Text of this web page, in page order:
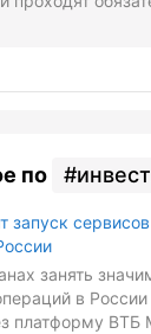
по
запуск
занять
в России
платформу ВТБ